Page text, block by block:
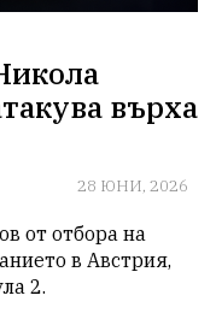
върха
28 ЮНИ, 2026
от отбора на
в Австрия,
2.